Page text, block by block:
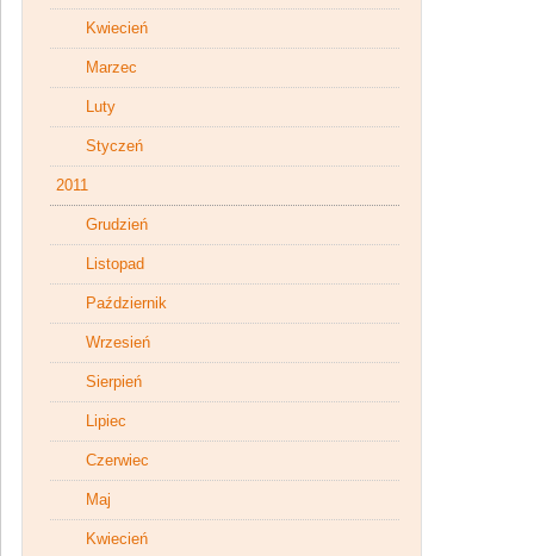
Kwiecień
Marzec
Luty
Styczeń
2011
Grudzień
Listopad
Październik
Wrzesień
Sierpień
Lipiec
Czerwiec
Maj
Kwiecień